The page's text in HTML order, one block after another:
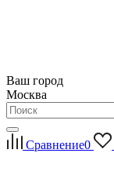
Ваш город
Москва
Сравнение0